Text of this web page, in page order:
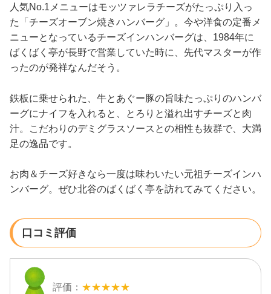
人気No.1メニューはモッツァレラチーズがたっぷり入っ
た「チーズオーブン焼きハンバーグ」。今や洋食の定番メ
ニューとなっているチーズインハンバーグは、1984年に
ばくばく亭が長野で営業していた時に、先代マスターが作
ったのが発祥なんだそう。
鉄板に乗せられた、牛とあぐー豚の旨味たっぷりのハンバ
ーグにナイフを入れると、とろりと溢れ出すチーズと肉
汁。こだわりのデミグラスソースとの相性も抜群で、大満
足の逸品です。
お肉＆チーズ好きなら一度は味わいたい元祖チーズインハ
ンバーグ。ぜひ北谷のばくばく亭を訪れてみてください。
口コミ評価
★★★★★